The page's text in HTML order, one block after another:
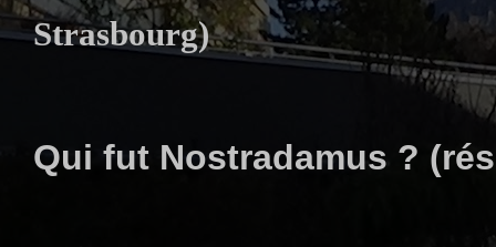
Strasbourg)
Qui fut Nostradamus ?